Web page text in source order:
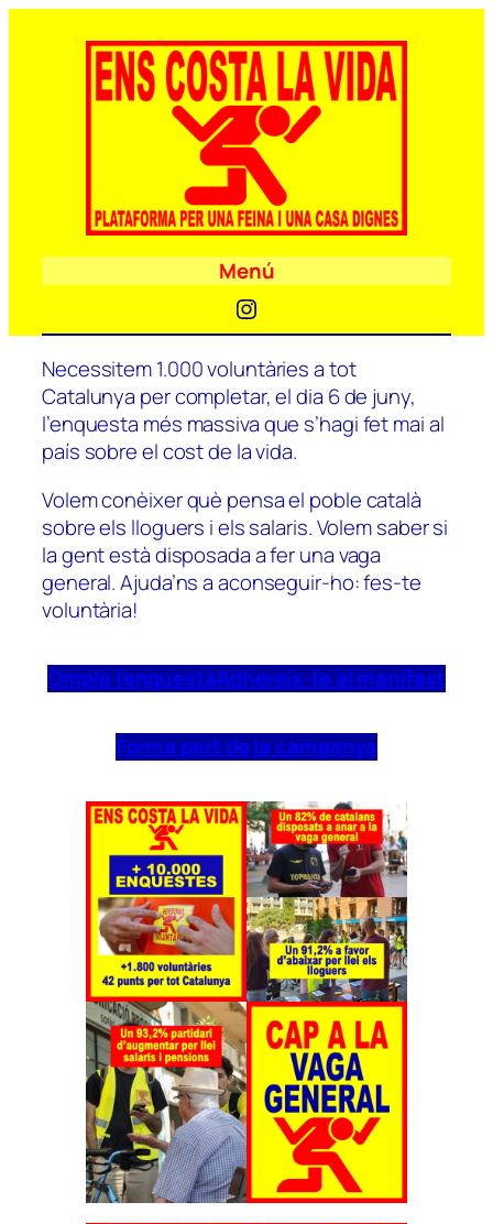
Menú
Instagram
Necessitem 1.000 voluntàries a tot
Catalunya per completar, el dia 6 de juny,
l’enquesta més massiva que s’hagi fet mai al
país sobre el cost de la vida.
Volem conèixer què pensa el poble català
sobre els lloguers i els salaris. Volem saber si
la gent està disposada a fer una vaga
general. Ajuda’ns a aconseguir-ho: fes-te
voluntària!
Omple l’enquestaAdhereix-te al manifest
Forma part de la campanya